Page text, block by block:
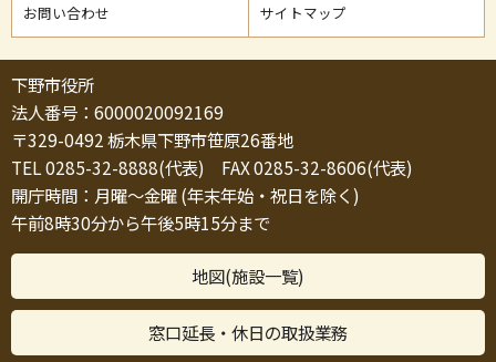
お問い合わせ サイトマップ
下野市役所
法人番号：6000020092169
〒329-0492 栃木県下野市笹原26番地
TEL 0285-32-8888(代表) FAX 0285-32-8606(代表)
開庁時間：月曜～金曜 (年末年始・祝日を除く)
午前8時30分から午後5時15分まで
地図(施設一覧)
窓口延長・休日の取扱業務